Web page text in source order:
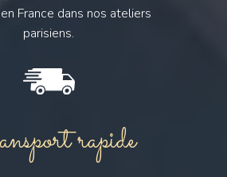
France dans nos ateliers
parisiens.
rapide